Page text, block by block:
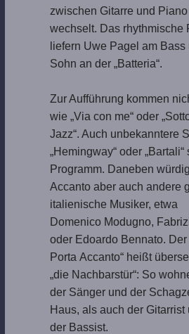
zwischen Gitarre und
wechselt. Das rhythmische
liefern Uwe Pagel am Bass
Sohn an der „Batteria“.
Zur Aufführung kommen
wie „Via con me“ oder
Jazz“. Auch unbekanntere
„Hemingway“ oder
Programm. Daneben
Accanto aber auch andere
italienische Musiker, etwa
Domenico Modugno,
oder Edoardo Bennato. Der
Porta Accanto“ heißt
„die Nachbarstür“: So
der Sänger und der
Haus, als auch der Gitarrist
der Bassist.